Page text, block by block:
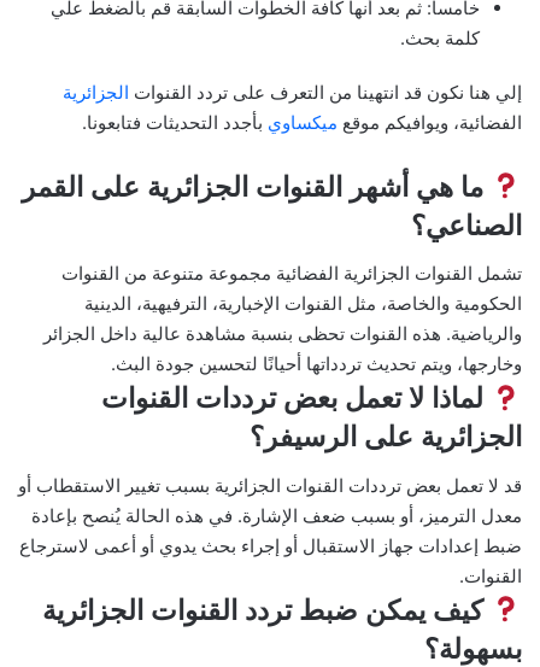
خامسا: ثم بعد أنها كافة الخطوات السابقة قم بالضغط علي
كلمة بحث.
إلي هنا نكون قد انتهينا من التعرف على تردد القنوات الجزائرية
الفضائية، ويوافيكم موقع ميكساوي بأجدد التحديثات فتابعونا.
ما هي أشهر القنوات الجزائرية على القمر
الصناعي؟
تشمل القنوات الجزائرية الفضائية مجموعة متنوعة من القنوات
الحكومية والخاصة، مثل القنوات الإخبارية، الترفيهية، الدينية
والرياضية. هذه القنوات تحظى بنسبة مشاهدة عالية داخل الجزائر
وخارجها، ويتم تحديث تردداتها أحيانًا لتحسين جودة البث.
لماذا لا تعمل بعض ترددات القنوات
الجزائرية على الرسيفر؟
قد لا تعمل بعض ترددات القنوات الجزائرية بسبب تغيير الاستقطاب أو
معدل الترميز، أو بسبب ضعف الإشارة. في هذه الحالة يُنصح بإعادة
ضبط إعدادات جهاز الاستقبال أو إجراء بحث يدوي أو أعمى لاسترجاع
القنوات.
كيف يمكن ضبط تردد القنوات الجزائرية
بسهولة؟